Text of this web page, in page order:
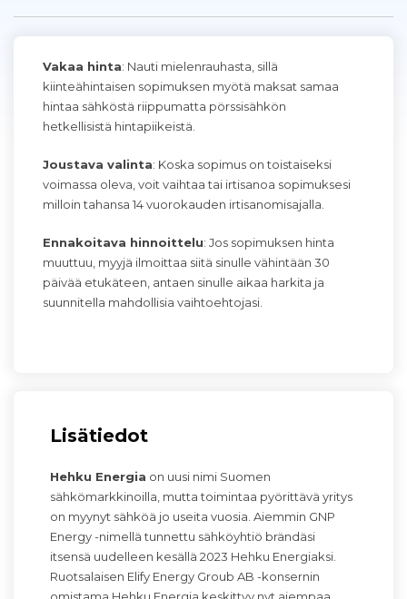
Vakaa hinta: Nauti mielenrauhasta, sillä
kiinteähintaisen sopimuksen myötä maksat samaa
hintaa sähköstä riippumatta pörssisähkön
hetkellisistä hintapiikeistä.
Joustava valinta: Koska sopimus on toistaiseksi
voimassa oleva, voit vaihtaa tai irtisanoa sopimuksesi
milloin tahansa 14 vuorokauden irtisanomisajalla.
Ennakoitava hinnoittelu: Jos sopimuksen hinta
muuttuu, myyjä ilmoittaa siitä sinulle vähintään 30
päivää etukäteen, antaen sinulle aikaa harkita ja
suunnitella mahdollisia vaihtoehtojasi.
Lisätiedot
Hehku Energia on uusi nimi Suomen
sähkömarkkinoilla, mutta toimintaa pyörittävä yritys
on myynyt sähköä jo useita vuosia. Aiemmin GNP
Energy -nimellä tunnettu sähköyhtiö brändäsi
itsensä uudelleen kesällä 2023 Hehku Energiaksi.
Ruotsalaisen Elify Energy Groub AB -konsernin